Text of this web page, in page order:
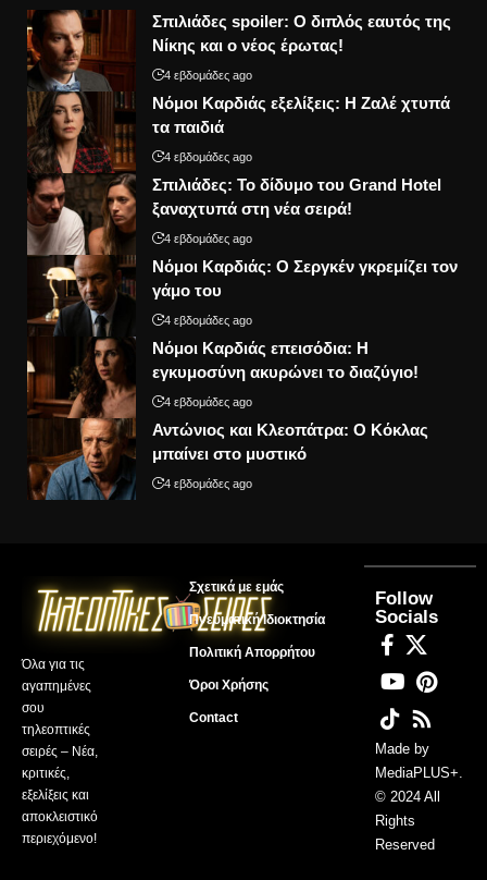
Σπιλιάδες spoiler: Ο διπλός εαυτός της
Νίκης και ο νέος έρωτας!
4 εβδομάδες ago
Νόμοι Καρδιάς εξελίξεις: Η Ζαλέ χτυπά
τα παιδιά
4 εβδομάδες ago
Σπιλιάδες: Το δίδυμο του Grand Hotel
ξαναχτυπά στη νέα σειρά!
4 εβδομάδες ago
Νόμοι Καρδιάς: Ο Σεργκέν γκρεμίζει τον
γάμο του
4 εβδομάδες ago
Νόμοι Καρδιάς επεισόδια: Η
εγκυμοσύνη ακυρώνει το διαζύγιο!
4 εβδομάδες ago
Αντώνιος και Κλεοπάτρα: Ο Κόκλας
μπαίνει στο μυστικό
4 εβδομάδες ago
Όλα για τις
αγαπημένες
σου
τηλεοπτικές
σειρές – Νέα,
κριτικές,
εξελίξεις και
αποκλειστικό
περιεχόμενο!
Σχετικά με εμάς
Πνευματική Ιδιοκτησία
Πολιτική Απορρήτου
Όροι Χρήσης
Contact
Follow
Socials
Made by
MediaPLUS+
© 2024 All
Rights
Reserved